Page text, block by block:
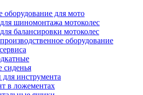
для мото
шиномонтажа мотоколес
балансировки мотоколес
оборудование
сиденья
инструмента
в ложементах